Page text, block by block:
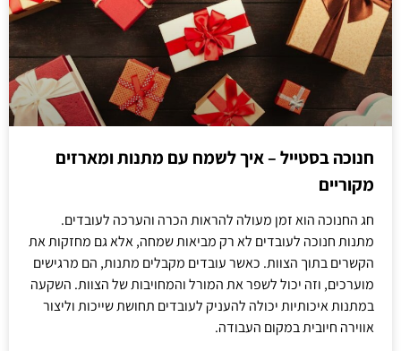
חנוכה בסטייל – איך לשמח עם מתנות ומארזים
מקוריים
חג החנוכה הוא זמן מעולה להראות הכרה והערכה לעובדים.
מתנות חנוכה לעובדים לא רק מביאות שמחה, אלא גם מחזקות את
הקשרים בתוך הצוות. כאשר עובדים מקבלים מתנות, הם מרגישים
מוערכים, וזה יכול לשפר את המורל והמחויבות של הצוות. השקעה
במתנות איכותיות יכולה להעניק לעובדים תחושת שייכות וליצור
אווירה חיובית במקום העבודה.